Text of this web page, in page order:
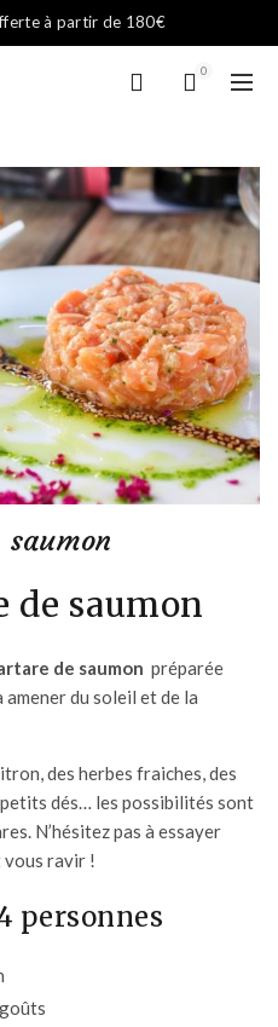
à partir de 180€
0
de saumon
de saumon préparée
amener du soleil et de la
des herbes fraiches, des
dés… les possibilités sont
N’hésitez pas à essayer
vous ravir !
personnes